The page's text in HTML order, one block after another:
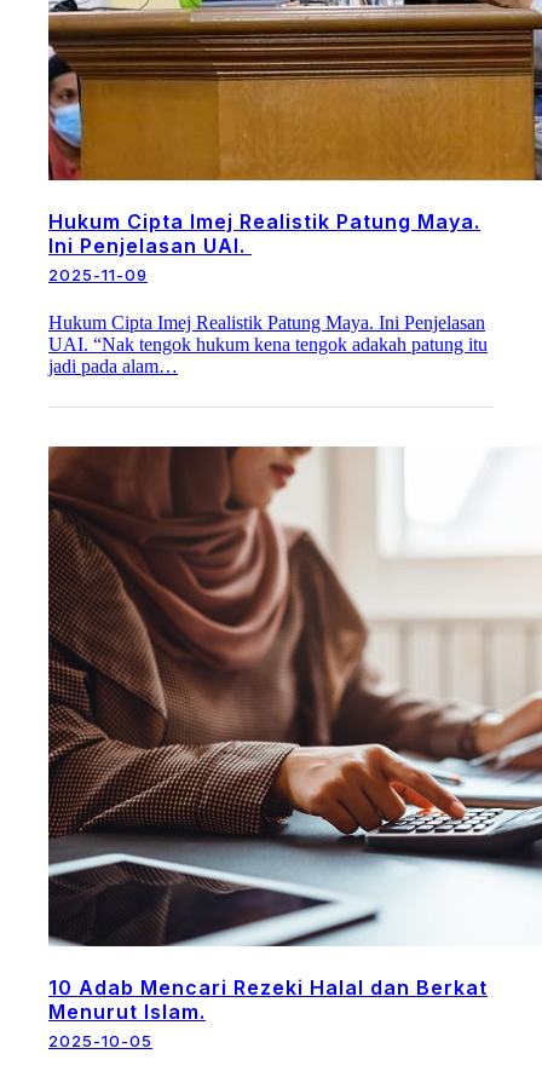
Hukum Cipta Imej Realistik Patung Maya.
Ini Penjelasan UAI.
2025-11-09
Hukum Cipta Imej Realistik Patung Maya. Ini Penjelasan
UAI. “Nak tengok hukum kena tengok adakah patung itu
jadi pada alam…
10 Adab Mencari Rezeki Halal dan Berkat
Menurut Islam.
2025-10-05